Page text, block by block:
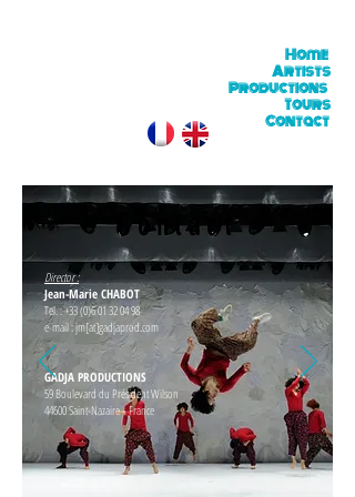
Home
Artists
Productions
Tours
Contact
Contact
Director :
Jean-Marie CHABOT
Tel. :+33 (0)6 01 32 04 98
e-mail : jm[at]gadjaprod.com
GADJA PRODUCTIONS
59 Boulevard du Président Wilson
44600 Saint-Nazaire - France